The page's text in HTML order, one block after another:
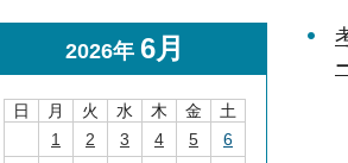
2026年 6月
日 月 火 水 木 金
土
1
2 3 4 5
6